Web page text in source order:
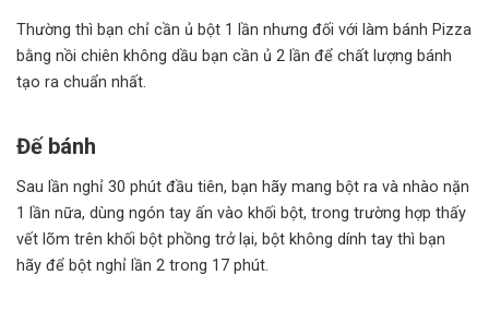
Thường thì bạn chỉ cần ủ bột 1 lần nhưng đối với làm bánh Pizza
bằng nồi chiên không dầu bạn cần ủ 2 lần để chất lượng bánh
tạo ra chuẩn nhất.
Đế bánh
Sau lần nghỉ 30 phút đầu tiên, bạn hãy mang bột ra và nhào nặn
1 lần nữa, dùng ngón tay ấn vào khối bột, trong trường hợp thấy
vết lõm trên khối bột phồng trở lại, bột không dính tay thì bạn
hãy để bột nghỉ lần 2 trong 17 phút.